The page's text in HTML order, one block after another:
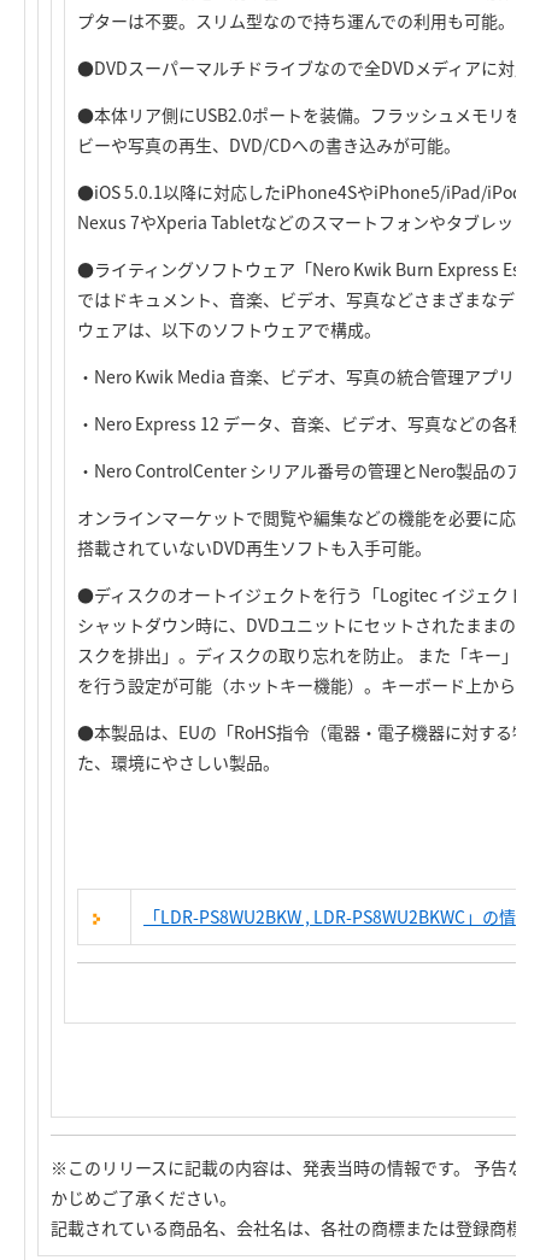
プターは不要。スリム型なので持ち運んでの利用も可能。
●DVDスーパーマルチドライブなので全DVDメディアに対
●本体リア側にUSB2.0ポートを装備。フラッシュメモリを
ビーや写真の再生、DVD/CDへの書き込みが可能。
●iOS 5.0.1以降に対応したiPhone4SやiPhone5/iPad/iPod
Nexus 7やXperia Tabletなどのスマートフォンやタブレット
●ライティングソフトウェア「Nero Kwik Burn Express
ではドキュメント、音楽、ビデオ、写真などさまざまなデ
ウェアは、以下のソフトウェアで構成。
・Nero Kwik Media 音楽、ビデオ、写真の統合管理アプリケ
・Nero Express 12 データ、音楽、ビデオ、写真などの各種
・Nero ControlCenter シリアル番号の管理とNero製品のア
オンラインマーケットで閲覧や編集などの機能を必要に応
搭載されていないDVD再生ソフトも入手可能。
●ディスクのオートイジェクトを行う「Logitec イジェクト
シャットダウン時に、DVDユニットにセットされたままの
スクを排出」。ディスクの取り忘れを防止。 また「キー」
を行う設定が可能（ホットキー機能）。キーボード上から
●本製品は、EUの「RoHS指令（電器・電子機器に対する特
た、環境にやさしい製品。
「LDR-PS8WU2BKW , LDR-PS8WU2BKWC」の情報
※このリリースに記載の内容は、発表当時の情報です。 予告な
かじめご了承ください。
記載されている商品名、会社名は、各社の商標または登録商標